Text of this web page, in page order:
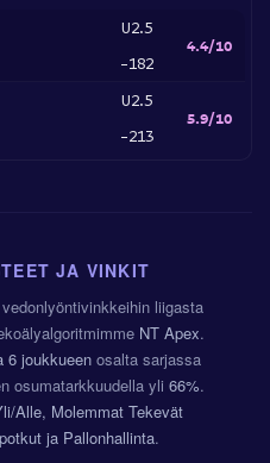
U2.5
-182
4.4/10
U2.5
-213
5.9/10
JA VINKIT
liigasta
NT Apex.
6 joukkueen osalta sarjassa
osumatarkkuudella yli 66%.
Alle, Molemmat Tekevät
ja Pallonhallinta.